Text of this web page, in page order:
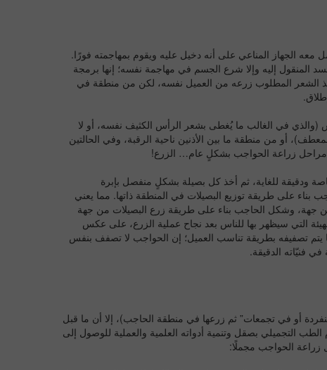
الجهاز المناعي على أنه دخيل عليه ويقوم بمهاجمته فورًا.
زراعة الأعضاء، يجب أن يكون العضو متوافقًا 100% مع الجسد المنقول إليه وإلا شرع الجسم في مهاجمة نفسه؛ إنها برمجة
الشعر المطلوب زرعه من العميل نفسه، لكن من منطقة في
(والذي في الغالب ما يُغطى بشعر الرأس الكثيف نفسه، أو لا
أو من منطقة ما بين الأذنين ناحية الرقبة، وفي الحالتين
مراحل زراعة الحواجب بشكلٍ عام… الزرع!
ودقيقة للغاية، ثم أخذ كل بصيلة بشكلٍ منفصل بإبرة
على طريقة توزيع البصيلات في المنطقة ذاتها. مما يعني
من جهة، وشكل الحاجب بناء على طريقة زرع البصيلات من جهة
التي سيظهر بها للناس بعد نجاح عملية الزرع، على عكس
تصفيفه بطريقة تناسب العميل؛ إن الحواجب لا تصفف بنفس
فنيّاته الدقيقة.
أو في تجمعات” ثم زرعها في منطقة الحاجب)، إلا أن ما قبل
التجميلي بصقل وتنمية أدواته العلمية والعملية للوصول إلى
زراعة الحواجب مجملًا: